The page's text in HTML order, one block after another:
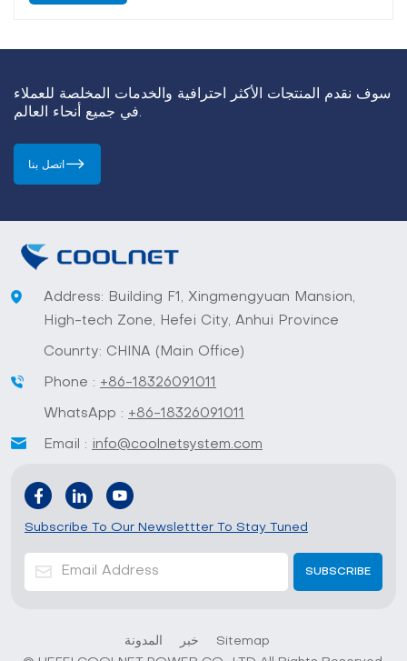
سوف نقدم المنتجات الأكثر احترافية والخدمات المخلصة للعملاء
في جميع أنحاء العالم.
اتصل بنا
Address: Building F1, Xingmengyuan Mansion,
High-tech Zone, Hefei City, Anhui Province
Counrty: CHINA (Main Office)
Phone : +86-18326091011
WhatsApp : +86-18326091011
Email : info@coolnetsystem.com
Subscribe To Our Newslettter To Stay Tuned
المدونة خبر
Sitemap